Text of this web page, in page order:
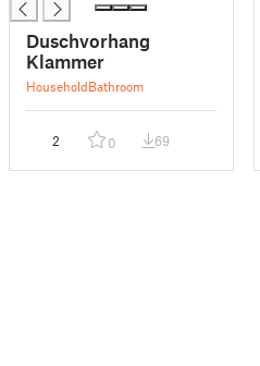
Duschvorhang
Klammer
HouseholdBathroom
2 0 69